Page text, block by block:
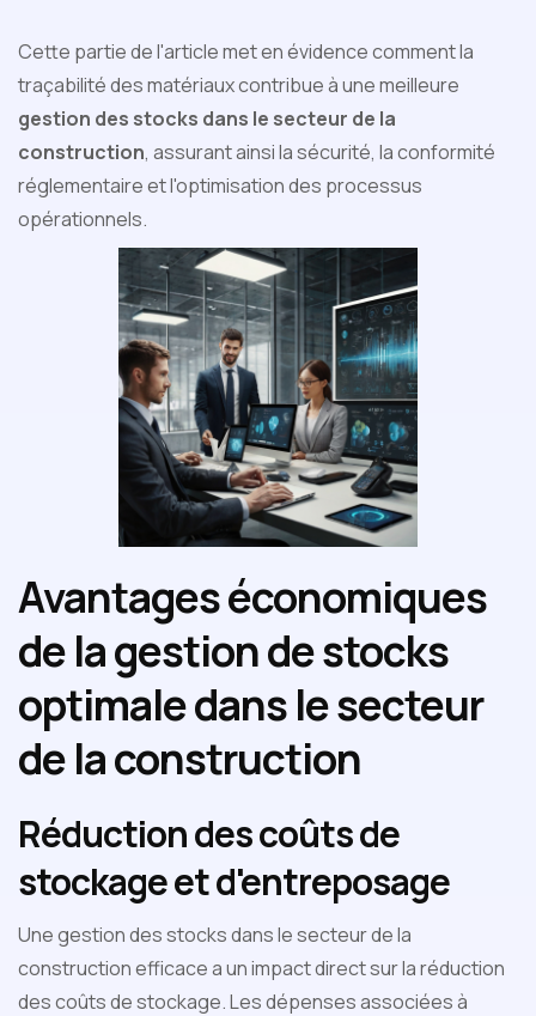
Cette partie de l'article met en évidence comment la
traçabilité des matériaux contribue à une meilleure
gestion des stocks dans le secteur de la
construction, assurant ainsi la sécurité, la conformité
réglementaire et l'optimisation des processus
opérationnels.
Avantages économiques
de la gestion de stocks
optimale dans le secteur
de la construction
Réduction des coûts de
stockage et d'entreposage
Une gestion des stocks dans le secteur de la
construction efficace a un impact direct sur la réduction
des coûts de stockage. Les dépenses associées à